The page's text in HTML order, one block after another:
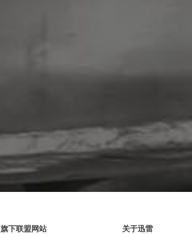
旗下联盟网站 关于迅雷